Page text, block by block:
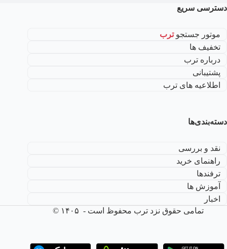
دسترسی سریع
موتور جستجوترب
تخفیف ها
درباره ترب
پشتیبانی
اطلاعیه های ترب
دسته‌بندی‌ها
نقد و بررسی
راهنمای خرید
ترفندها
آموزش ها
اخبار
تمامی حقوق نزد ترب محفوظ است - ۱۴۰۵ ©